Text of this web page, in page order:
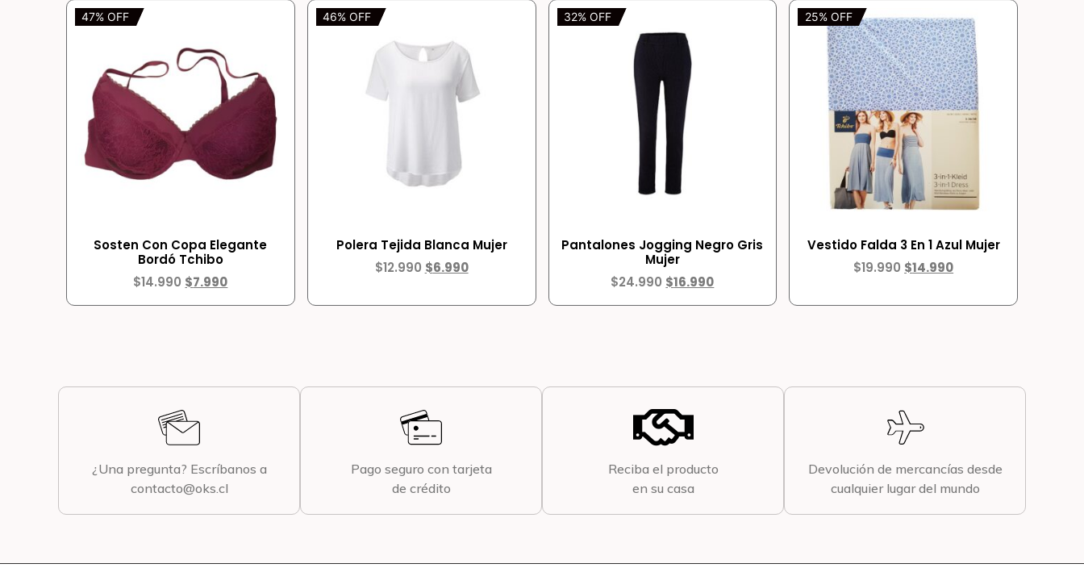
47% OFF
Sosten Con Copa Elegante
Bordó Tchibo
$14.990 $7.990
46% OFF
Polera Tejida Blanca Mujer
$12.990 $6.990
32% OFF
Pantalones Jogging Negro Gris
Mujer
$24.990 $16.990
25% OFF
Vestido Falda 3 En 1 Azul Mujer
$19.990 $14.990
¿Una pregunta? Escríbanos a
contacto@oks.cl
Pago seguro con tarjeta
de crédito
Reciba el producto
en su casa
Devolución de mercancías desde
cualquier lugar del mundo